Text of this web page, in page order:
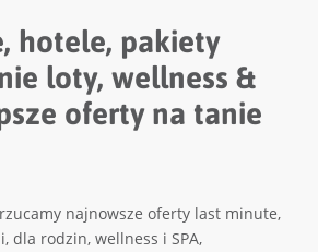
hotele, pakiety
loty, wellness &
oferty na tanie
najnowsze oferty last minute,
dla rodzin, wellness i SPA,